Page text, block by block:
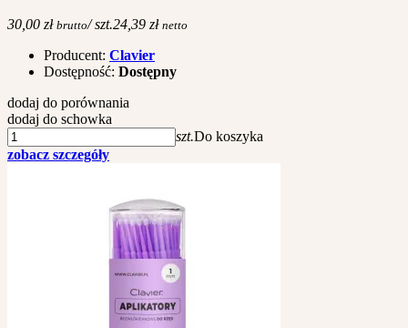
30,00 zł brutto/ szt.24,39 zł netto
Producent: Clavier
Dostępność: Dostępny
dodaj do porównania
dodaj do schowka
szt.Do koszyka
zobacz szczegóły